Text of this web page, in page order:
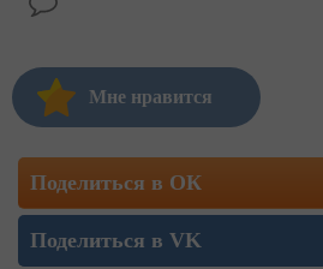
Мне нравится
Поделиться в ОК
Поделиться в VK